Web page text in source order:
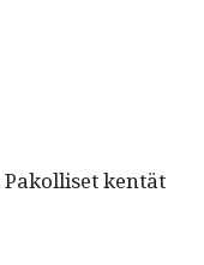
Pakolliset kentät